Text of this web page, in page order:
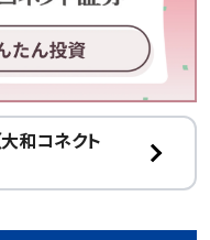
和コネクト